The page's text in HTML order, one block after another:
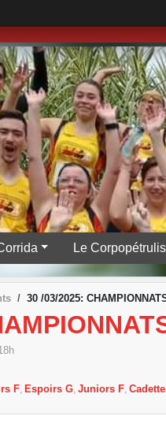
Le Corpopétrulis
30 /03/2025:
F Espoirs G Juniors F